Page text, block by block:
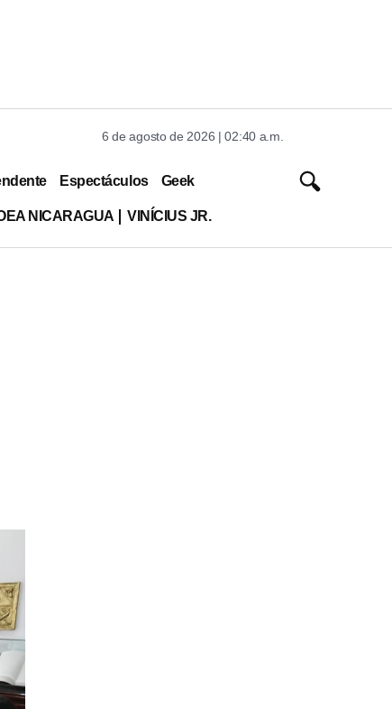
6 de agosto de 2026 | 02:40 a.m.
Espectáculos Geek
NICARAGUA VINÍCIUS JR.